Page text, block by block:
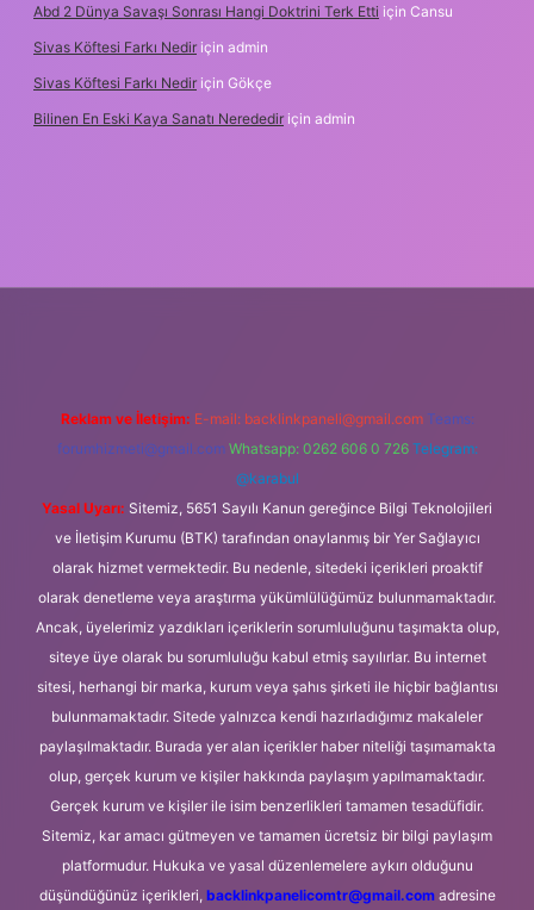
Abd 2 Dünya Savaşı Sonrası Hangi Doktrini Terk Etti için Cansu
Sivas Köftesi Farkı Nedir için admin
Sivas Köftesi Farkı Nedir için Gökçe
Bilinen En Eski Kaya Sanatı Nerededir için admin
Reklam ve İletişim: E-mail: backlinkpaneli@gmail.com Teams:
forumhizmeti@gmail.com Whatsapp: 0262 606 0 726 Telegram:
@karabul
Yasal Uyarı: Sitemiz, 5651 Sayılı Kanun gereğince Bilgi Teknolojileri
ve İletişim Kurumu (BTK) tarafından onaylanmış bir Yer Sağlayıcı
olarak hizmet vermektedir. Bu nedenle, sitedeki içerikleri proaktif
olarak denetleme veya araştırma yükümlülüğümüz bulunmamaktadır.
Ancak, üyelerimiz yazdıkları içeriklerin sorumluluğunu taşımakta olup,
siteye üye olarak bu sorumluluğu kabul etmiş sayılırlar. Bu internet
sitesi, herhangi bir marka, kurum veya şahıs şirketi ile hiçbir bağlantısı
bulunmamaktadır. Sitede yalnızca kendi hazırladığımız makaleler
paylaşılmaktadır. Burada yer alan içerikler haber niteliği taşımamakta
olup, gerçek kurum ve kişiler hakkında paylaşım yapılmamaktadır.
Gerçek kurum ve kişiler ile isim benzerlikleri tamamen tesadüfidir.
Sitemiz, kar amacı gütmeyen ve tamamen ücretsiz bir bilgi paylaşım
platformudur. Hukuka ve yasal düzenlemelere aykırı olduğunu
düşündüğünüz içerikleri, backlinkpanelicomtr@gmail.comadresine